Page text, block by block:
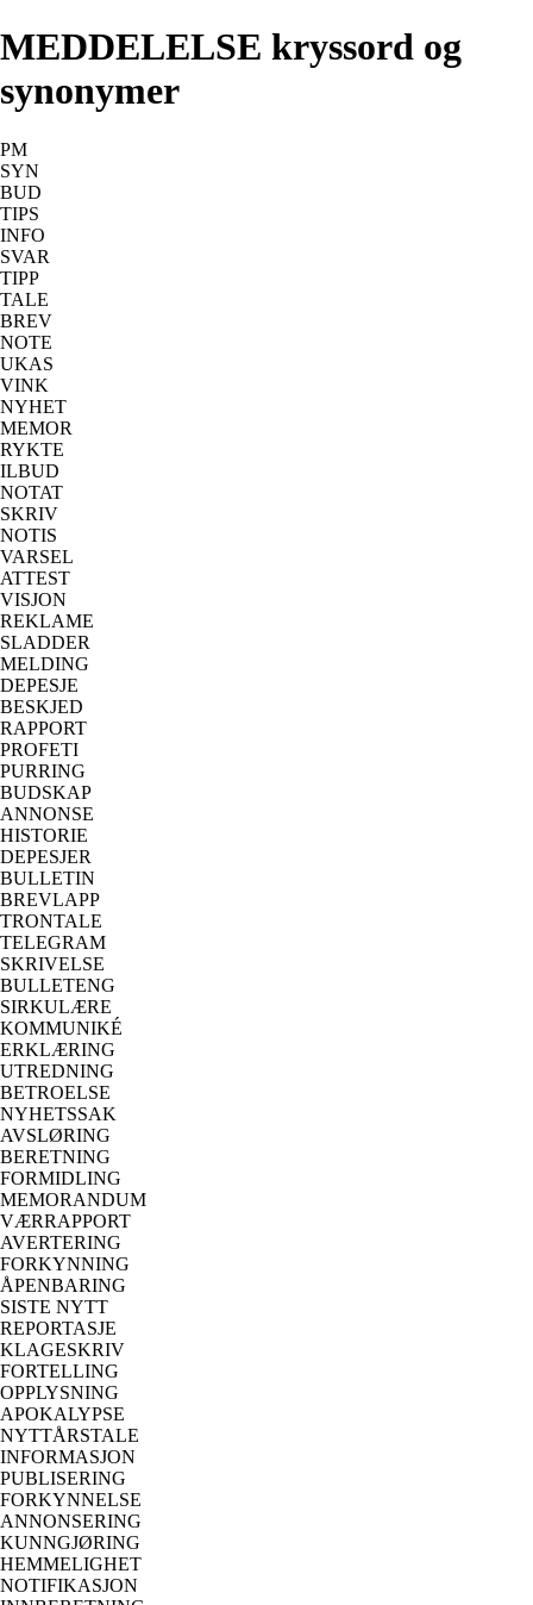
MEDDELELSE kryssord og
synonymer
PM
SYN
BUD
TIPS
INFO
SVAR
TIPP
TALE
BREV
NOTE
UKAS
VINK
NYHET
MEMOR
RYKTE
ILBUD
NOTAT
SKRIV
NOTIS
VARSEL
ATTEST
VISJON
REKLAME
SLADDER
MELDING
DEPESJE
BESKJED
RAPPORT
PROFETI
PURRING
BUDSKAP
ANNONSE
HISTORIE
DEPESJER
BULLETIN
BREVLAPP
TRONTALE
TELEGRAM
SKRIVELSE
BULLETENG
SIRKULÆRE
KOMMUNIKÉ
ERKLÆRING
UTREDNING
BETROELSE
NYHETSSAK
AVSLØRING
BERETNING
FORMIDLING
MEMORANDUM
VÆRRAPPORT
AVERTERING
FORKYNNING
ÅPENBARING
SISTE NYTT
REPORTASJE
KLAGESKRIV
FORTELLING
OPPLYSNING
APOKALYPSE
NYTTÅRSTALE
INFORMASJON
PUBLISERING
FORKYNNELSE
ANNONSERING
KUNNGJØRING
HEMMELIGHET
NOTIFIKASJON